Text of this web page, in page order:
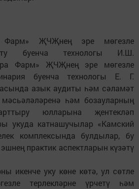
Фарм» ҖЧҖнең эре мөгезле
буенча технологы И.Ш.
Фарм» ҖЧҖнең эре мөгезле
буенча технологы Е. Г.
азык аудиты һәм сәламәт
һәм бозауларның
юлларына җентекләп
укуда катнашучылар «Камский
комплексында булдылар, бу
практик аспектларын күзәтү
икенче уку көне көтә, ул сөтле
терлекләрне үрчетү һәм